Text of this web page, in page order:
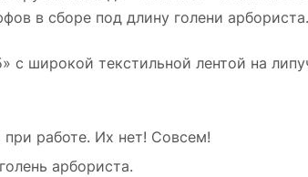
в сборе под длину голени арбориста.
с широкой текстильной лентой на
работе. Их нет! Совсем!
арбориста.